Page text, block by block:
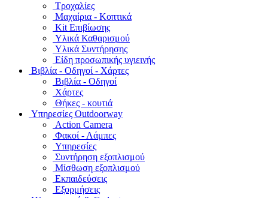
Τροχαλίες
Μαχαίρια - Κοπτικά
Kit Επιβίωσης
Υλικά Καθαρισμού
Υλικά Συντήρησης
Είδη προσωπικής υγιεινής
Bιβλία - Οδηγοί - Χάρτες
Βιβλία - Οδηγοί
Χάρτες
Θήκες - κουτιά
Υπηρεσίες Outdoorway
Action Camera
Φακοί - Λάμπες
Υπηρεσίες
Συντήρηση εξοπλισμού
Μίσθωση εξοπλισμού
Εκπαιδεύσεις
Εξορμήσεις